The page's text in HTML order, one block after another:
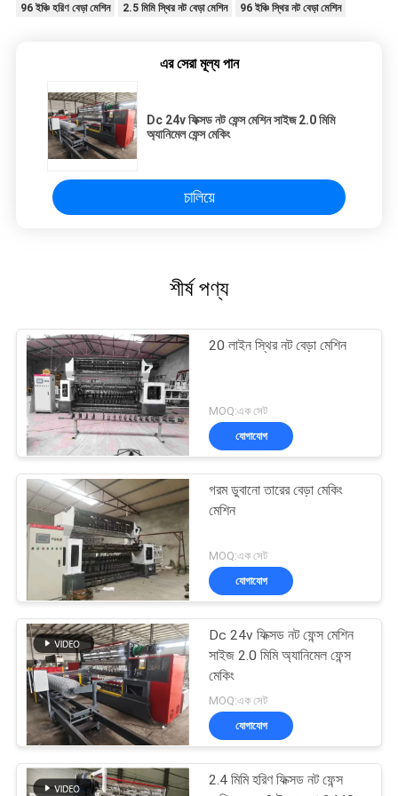
96 ইঞ্চি হরিণ বেড়া মেশিন 2.5 মিমি স্থির নট বেড়া মেশিন 96 ইঞ্চি স্থির নট বেড়া মেশিন
এর সেরা মূল্য পান
Dc 24v ফিক্সড নট ফেন্স মেশিন সাইজ 2.0 মিমি
অ্যানিমেল ফেন্স মেকিং
চালিয়ে
শীর্ষ পণ্য
20 লাইন স্থির নট বেড়া মেশিন
MOQ:এক সেট
যোগাযোগ
গরম ডুবানো তারের বেড়া মেকিং
মেশিন
MOQ:এক সেট
যোগাযোগ
Dc 24v ফিক্সড নট ফেন্স মেশিন
সাইজ 2.0 মিমি অ্যানিমেল ফেন্স
মেকিং
MOQ:এক সেট
যোগাযোগ
2.4 মিমি হরিণ ফিক্সড নট ফেন্স